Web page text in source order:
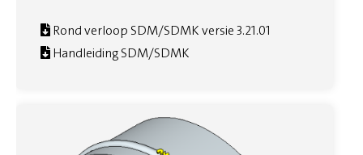
Rond verloop SDM/SDMK versie 3.21.01
Handleiding SDM/SDMK